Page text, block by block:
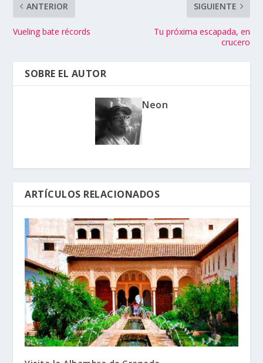
ANTERIOR
Vueling bate récords
SIGUIENTE
Tu próxima escapada, en
crucero
SOBRE EL AUTOR
Neon
ARTÍCULOS RELACIONADOS